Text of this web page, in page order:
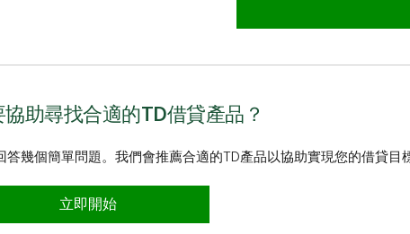
協助尋找合適的TD借貸產品？
答幾個簡單問題。我們會推薦合適的TD產品以協助實現您的借貸目
立即開始